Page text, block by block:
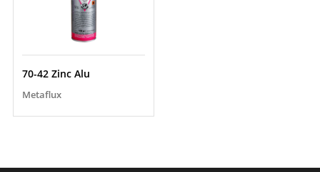
70-42 Zinc Alu
Metaflux